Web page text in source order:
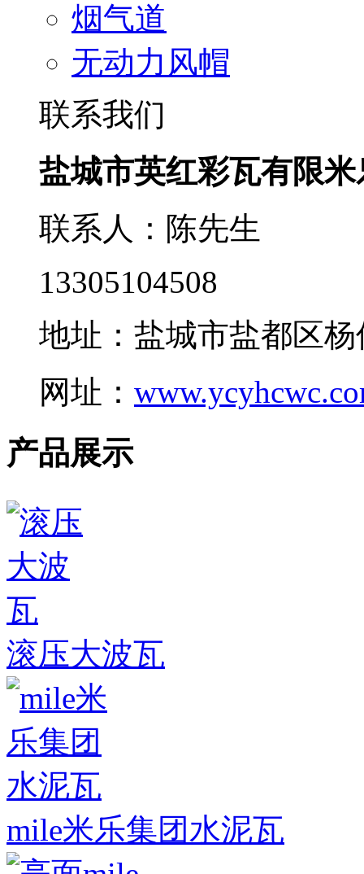
烟气道
无动力风帽
联系我们
盐城市英红彩瓦有限
联系人：陈先生
13305104508
地址：盐城市盐都区
网址：
产品展示
滚压大波瓦
mile米乐集团水泥瓦